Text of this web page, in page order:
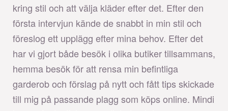
kring stil och att välja kläder efter det. Efter den
första intervjun kände de snabbt in min stil och
föreslog ett upplägg efter mina behov. Efter det
har vi gjort både besök i olika butiker tillsammans,
hemma besök för att rensa min befintliga
garderob och förslag på nytt och fått tips skickade
till mig på passande plagg som köps online. Mindi